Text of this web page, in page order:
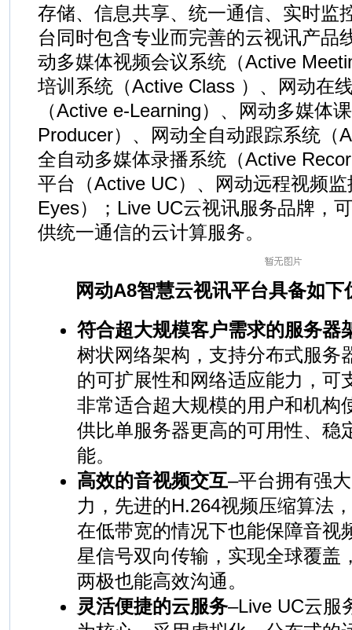
存储、信息共享、统一通信、实时监
台同时包含专业而完善的云视讯产品
动多媒体视频会议系统（Active
培训系统（Active Class ）、网动在
（Active e-Learning）、网动多媒体
Producer）、网动全自动跟踪系统（
全自动多媒体录播系统（Active
平台（Active UC）、网动远程视频
Eyes）；Live UC云视讯服务品牌，
供统一通信的云计算服务。
网动A8智慧云视讯平台具备如下
符合超大规模客户需求的服务器
树状网络架构，支持分布式服务
的可扩展性和网络适应能力，可
非常适合超大规模的用户和机构
供比单服务器更高的可用性、稳
能。
高效的音视频交互–平台拥有强
力，先进的H.264视频压缩算法
在低带宽的情况下也能保障音视
星信号双向传输，实现全球覆盖
两极也能高效沟通。
灵活便捷的云服务–Live UC云服